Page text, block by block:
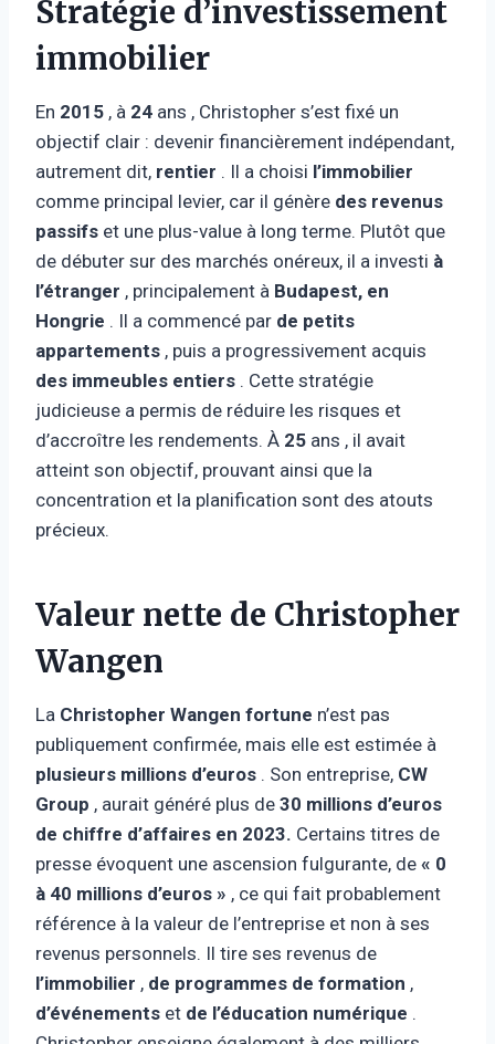
Stratégie d’investissement
immobilier
En 2015 , à 24 ans , Christopher s’est fixé un
objectif clair : devenir financièrement indépendant,
autrement dit, rentier . Il a choisi l’immobilier
comme principal levier, car il génère des revenus
passifs et une plus-value à long terme. Plutôt que
de débuter sur des marchés onéreux, il a investi à
l’étranger , principalement à Budapest, en
Hongrie . Il a commencé par de petits
appartements , puis a progressivement acquis
des immeubles entiers . Cette stratégie
judicieuse a permis de réduire les risques et
d’accroître les rendements. À 25 ans , il avait
atteint son objectif, prouvant ainsi que la
concentration et la planification sont des atouts
précieux.
Valeur nette de Christopher
Wangen
La Christopher Wangen fortune n’est pas
publiquement confirmée, mais elle est estimée à
plusieurs millions d’euros . Son entreprise, CW
Group , aurait généré plus de 30 millions d’euros
de chiffre d’affaires en 2023. Certains titres de
presse évoquent une ascension fulgurante, de « 0
à 40 millions d’euros » , ce qui fait probablement
référence à la valeur de l’entreprise et non à ses
revenus personnels. Il tire ses revenus de
l’immobilier , de programmes de formation ,
d’événements et de l’éducation numérique .